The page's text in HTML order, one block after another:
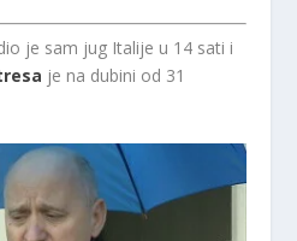
je sam jug Italije u 14 sati i
je na dubini od 31